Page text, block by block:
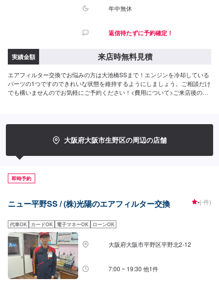
年中無休
返信待たずに予約確定！
実績金額 来店時無料見積
エアフィルター交換でお悩みの方は大池橋SSまで！エンジンを冷却している
パーツの1つですのできれいな状態を維持するようにしましょう。ご相談だけ
でも構いませんのでお気軽にご予約ください！<費用について>ご来店後のお
大阪府大阪市生野区の周辺の店舗
即時予約
ニュー平野SS / (株)光陽のエアフィルター交換 -(-件)
代車OK カードOK 電子マネーOK ローンOK
大阪府大阪市平野区平野北2-12
7:00 ~ 19:30 他1件